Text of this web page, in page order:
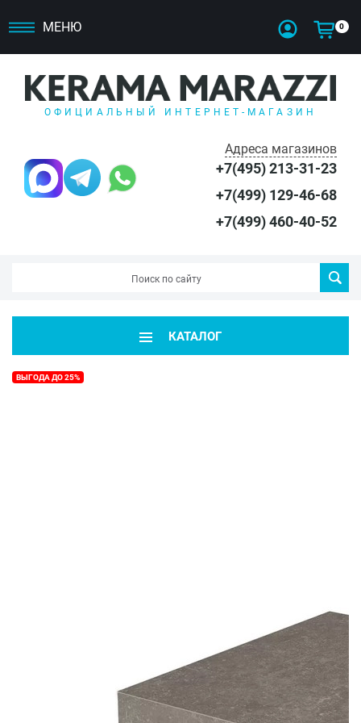
МЕНЮ 0
ОФИЦИАЛЬНЫЙ ИНТЕРНЕТ-МАГАЗИН
Адреса магазинов
+7(495) 213-31-23
+7(499) 129-46-68
+7(499) 460-40-52
КАТАЛОГ
ВЫГОДА ДО 25%